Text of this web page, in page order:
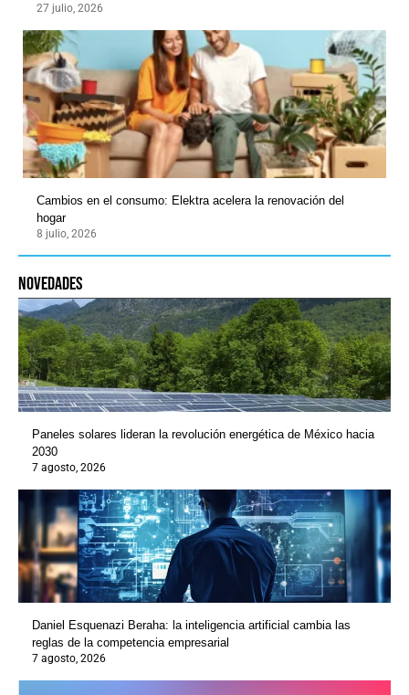
27 julio, 2026
Cambios en el consumo: Elektra acelera la renovación del
hogar
8 julio, 2026
novedades
Paneles solares lideran la revolución energética de México hacia
2030
7 agosto, 2026
Daniel Esquenazi Beraha: la inteligencia artificial cambia las
reglas de la competencia empresarial
7 agosto, 2026